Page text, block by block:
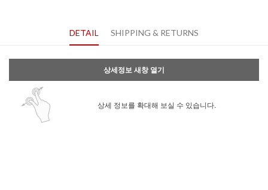
DETAIL SHIPPING & RETURNS
상세정보 새창 열기
상세 정보를 확대해 보실 수 있습니다.